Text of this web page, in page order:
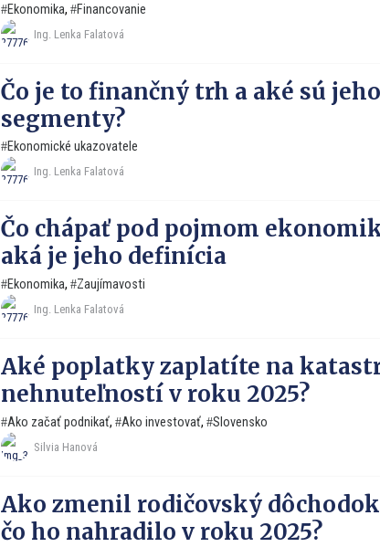
Ekonomika, Financovanie
Ing. Lenka Falatová
Čo je to finančný trh a aké sú jeho
segmenty?
Ekonomické ukazovatele
Ing. Lenka Falatová
Čo chápať pod pojmom
aká je jeho definícia
Ekonomika, Zaujímavosti
Ing. Lenka Falatová
Aké poplatky zaplatíte na
nehnuteľností v roku 2025?
Ako začať podnikať, Ako investovať, Slovensko
Silvia Hanová
Ako zmenil rodičovský
čo ho nahradilo v roku 2025?